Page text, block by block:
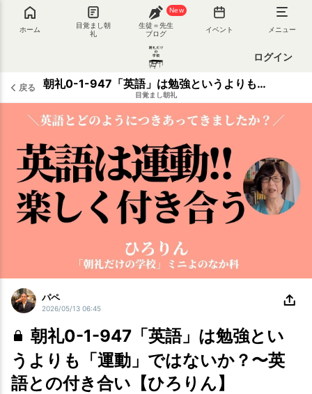
ホーム
目覚まし朝
礼
New
生徒＝先生
ブログ
イベント メニュー
ログイン
戻る 朝礼0-1-947「英語」は勉強というよりも「運動」ではないか？〜英語との付き合い【ひろりん】
目覚まし朝礼
パペ
2026/05/13 06:45
朝礼0-1-947「英語」は勉強とい
うよりも「運動」ではないか？〜英
語との付き合い【ひろりん】